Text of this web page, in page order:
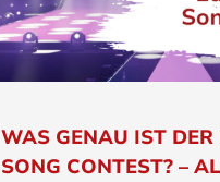
WAS GENAU IST
SONG CONTEST? –